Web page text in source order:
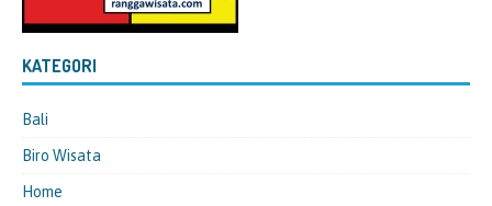
KATEGORI
Bali
Biro Wisata
Home